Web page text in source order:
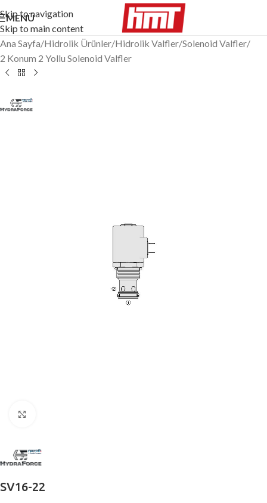
Skip to navigation
Skip to main content
MENÜ
Ana Sayfa/Hidrolik Ürünler/Hidrolik Valfler/Solenoid Valfler/
2 Konum 2 Yollu Solenoid Valfler
SV16-22